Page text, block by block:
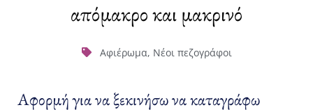
απόμακρο και μακρινό
Αφιέρωμα, Νέοι πεζογράφοι
Αφορμή για να ξεκινήσω να καταγράφω